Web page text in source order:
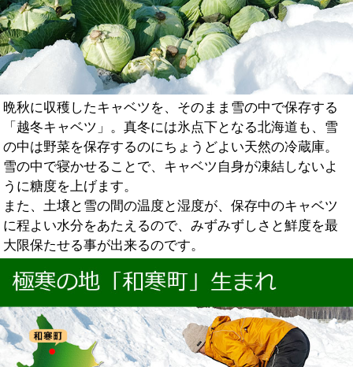
晩秋に収穫したキャベツを、そのまま雪の中で保存する
「越冬キャベツ」。真冬には氷点下となる北海道も、雪
の中は野菜を保存するのにちょうどよい天然の冷蔵庫。
雪の中で寝かせることで、キャベツ自身が凍結しないよ
うに糖度を上げます。
また、土壌と雪の間の温度と湿度が、保存中のキャベツ
に程よい水分をあたえるので、みずみずしさと鮮度を最
大限保たせる事が出来るのです。